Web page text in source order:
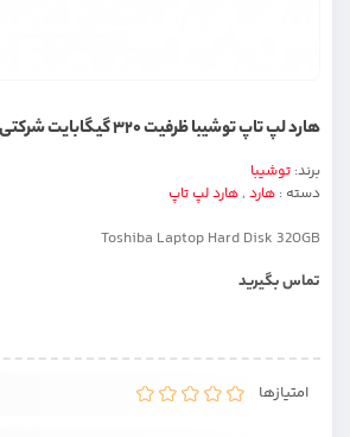
هارد لپ تاپ توشیبا ظرفیت ۳۲۰ گیگابایت شرکتی
برند: توشیبا
دسته : هارد ,هارد لپ تاپ
Toshiba Laptop Hard Disk 320GB
تماس بگیرید
امتیازها